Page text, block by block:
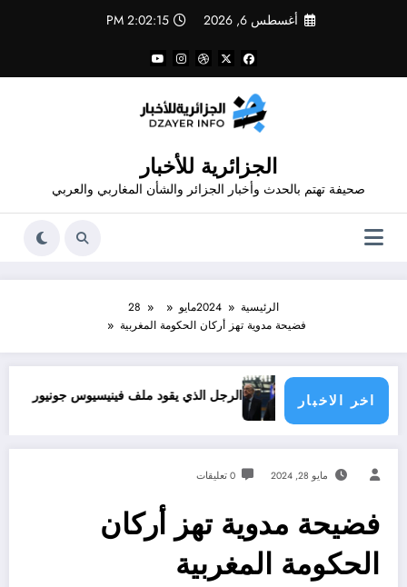
أغسطس 6, 2026 2:02:15 PM
الجزائرية للأخبار
صحيفة تهتم بالحدث وأخبار الجزائر والشأن المغاربي والعربي
الرئيسية 2024مايو
28
فضيحة مدوية تهز أركان الحكومة المغربية
اخر الاخبار
الدول الأطراف الرجل الذي يقود ملف فينيسيوس جونيور
مايو 28, 2024 0 تعليقات
فضيحة مدوية تهز أركان
الحكومة المغربية